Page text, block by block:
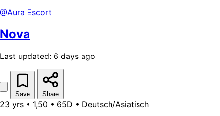
@Aura Escort
Nova
Last updated: 6 days ago
Save Share
23 yrs • 1,50 • 65D • Deutsch/Asiatisch